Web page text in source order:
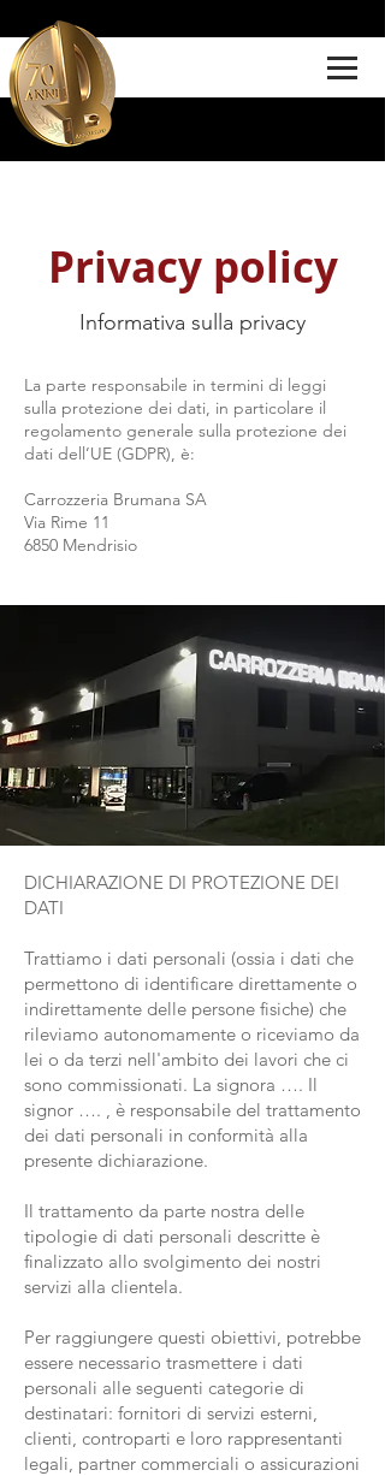
Privacy policy
Informativa sulla privacy
La parte responsabile in termini di leggi
sulla protezione dei dati, in particolare il
regolamento generale sulla protezione dei
dati dell’UE (GDPR), è:
Carrozzeria Brumana SA
Via Rime 11
6850 Mendrisio
DICHIARAZIONE DI PROTEZIONE DEI
DATI
Trattiamo i dati personali (ossia i dati che
permettono di identificare direttamente o
indirettamente delle persone fisiche) che
rileviamo autonomamente o riceviamo da
lei o da terzi nell'ambito dei lavori che ci
sono commissionati. La signora …. Il
signor …. , è responsabile del trattamento
dei dati personali in conformità alla
presente dichiarazione.
Il trattamento da parte nostra delle
tipologie di dati personali descritte è
finalizzato allo svolgimento dei nostri
servizi alla clientela.
Per raggiungere questi obiettivi, potrebbe
essere necessario trasmettere i dati
personali alle seguenti categorie di
destinatari: fornitori di servizi esterni,
clienti, controparti e loro rappresentanti
legali, partner commerciali o assicurazioni